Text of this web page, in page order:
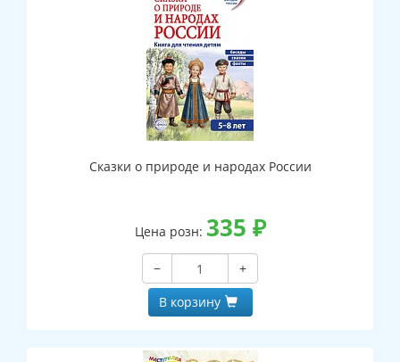
Сказки о природе и народах России
Цена розн: 335 ₽
−
+
В корзину